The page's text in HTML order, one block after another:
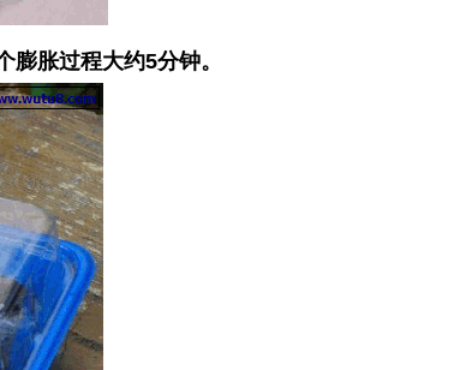
胀过程大约5分钟。